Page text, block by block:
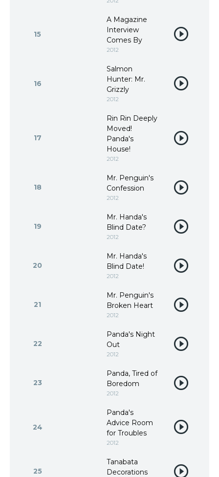
15
A Magazine
Interview
Comes By
2012
16
Salmon
Hunter: Mr.
Grizzly
2012
17
Rin Rin Deeply
Moved!
Panda's
House!
2012
18
Mr. Penguin's
Confession
2012
19
Mr. Handa's
Blind Date?
2012
20
Mr. Handa's
Blind Date!
2012
21
Mr. Penguin's
Broken Heart
2012
22
Panda's Night
Out
2012
23
Panda, Tired of
Boredom
2012
24
Panda's
Advice Room
for Troubles
2012
25
Tanabata
Decorations